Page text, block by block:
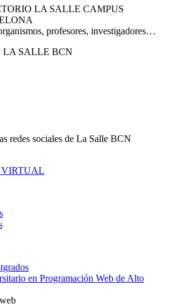
LA SALLE CAMPUS
profesores, investigadores…
LA SALLE BCN
redes sociales de La Salle BCN
en Programación Web de Alto